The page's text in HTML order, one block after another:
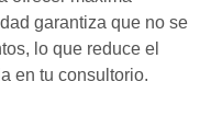
garantiza que no se
lo que reduce el
en tu consultorio.